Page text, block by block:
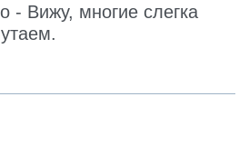
- Вижу, многие слегка